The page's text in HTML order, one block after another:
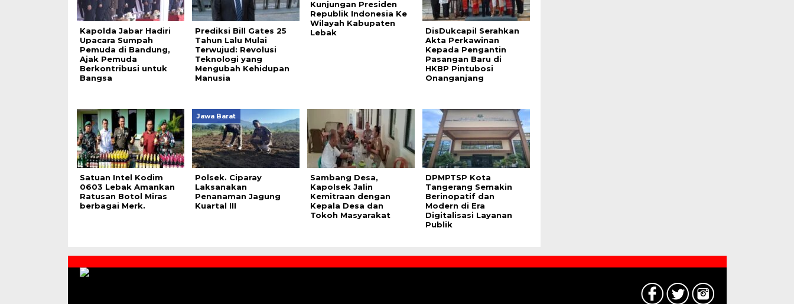
Kapolda Jabar Hadiri
Upacara Sumpah
Pemuda di Bandung,
Ajak Pemuda
Berkontribusi untuk
Bangsa
Prediksi Bill Gates 25
Tahun Lalu Mulai
Terwujud: Revolusi
Teknologi yang
Mengubah Kehidupan
Manusia
Kunjungan Presiden
Republik Indonesia Ke
Wilayah Kabupaten
Lebak
DisDukcapil Serahkan
Akta Perkawinan
Kepada Pengantin
Pasangan Baru di
HKBP Pintubosi
Onanganjang
Satuan Intel Kodim
0603 Lebak Amankan
Ratusan Botol Miras
berbagai Merk.
Jawa Barat
Polsek. Ciparay
Laksanakan
Penanaman Jagung
Kuartal III
Sambang Desa,
Kapolsek Jalin
Kemitraan dengan
Kepala Desa dan
Tokoh Masyarakat
DPMPTSP Kota
Tangerang Semakin
Berinopatif dan
Modern di Era
Digitalisasi Layanan
Publik